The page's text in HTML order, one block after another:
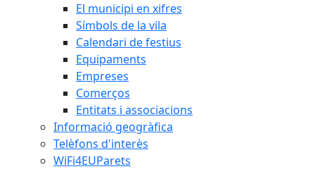
El municipi en xifres
Símbols de la vila
Calendari de festius
Equipaments
Empreses
Comerços
Entitats i associacions
Informació geogràfica
Telèfons d'interès
WiFi4EUParets